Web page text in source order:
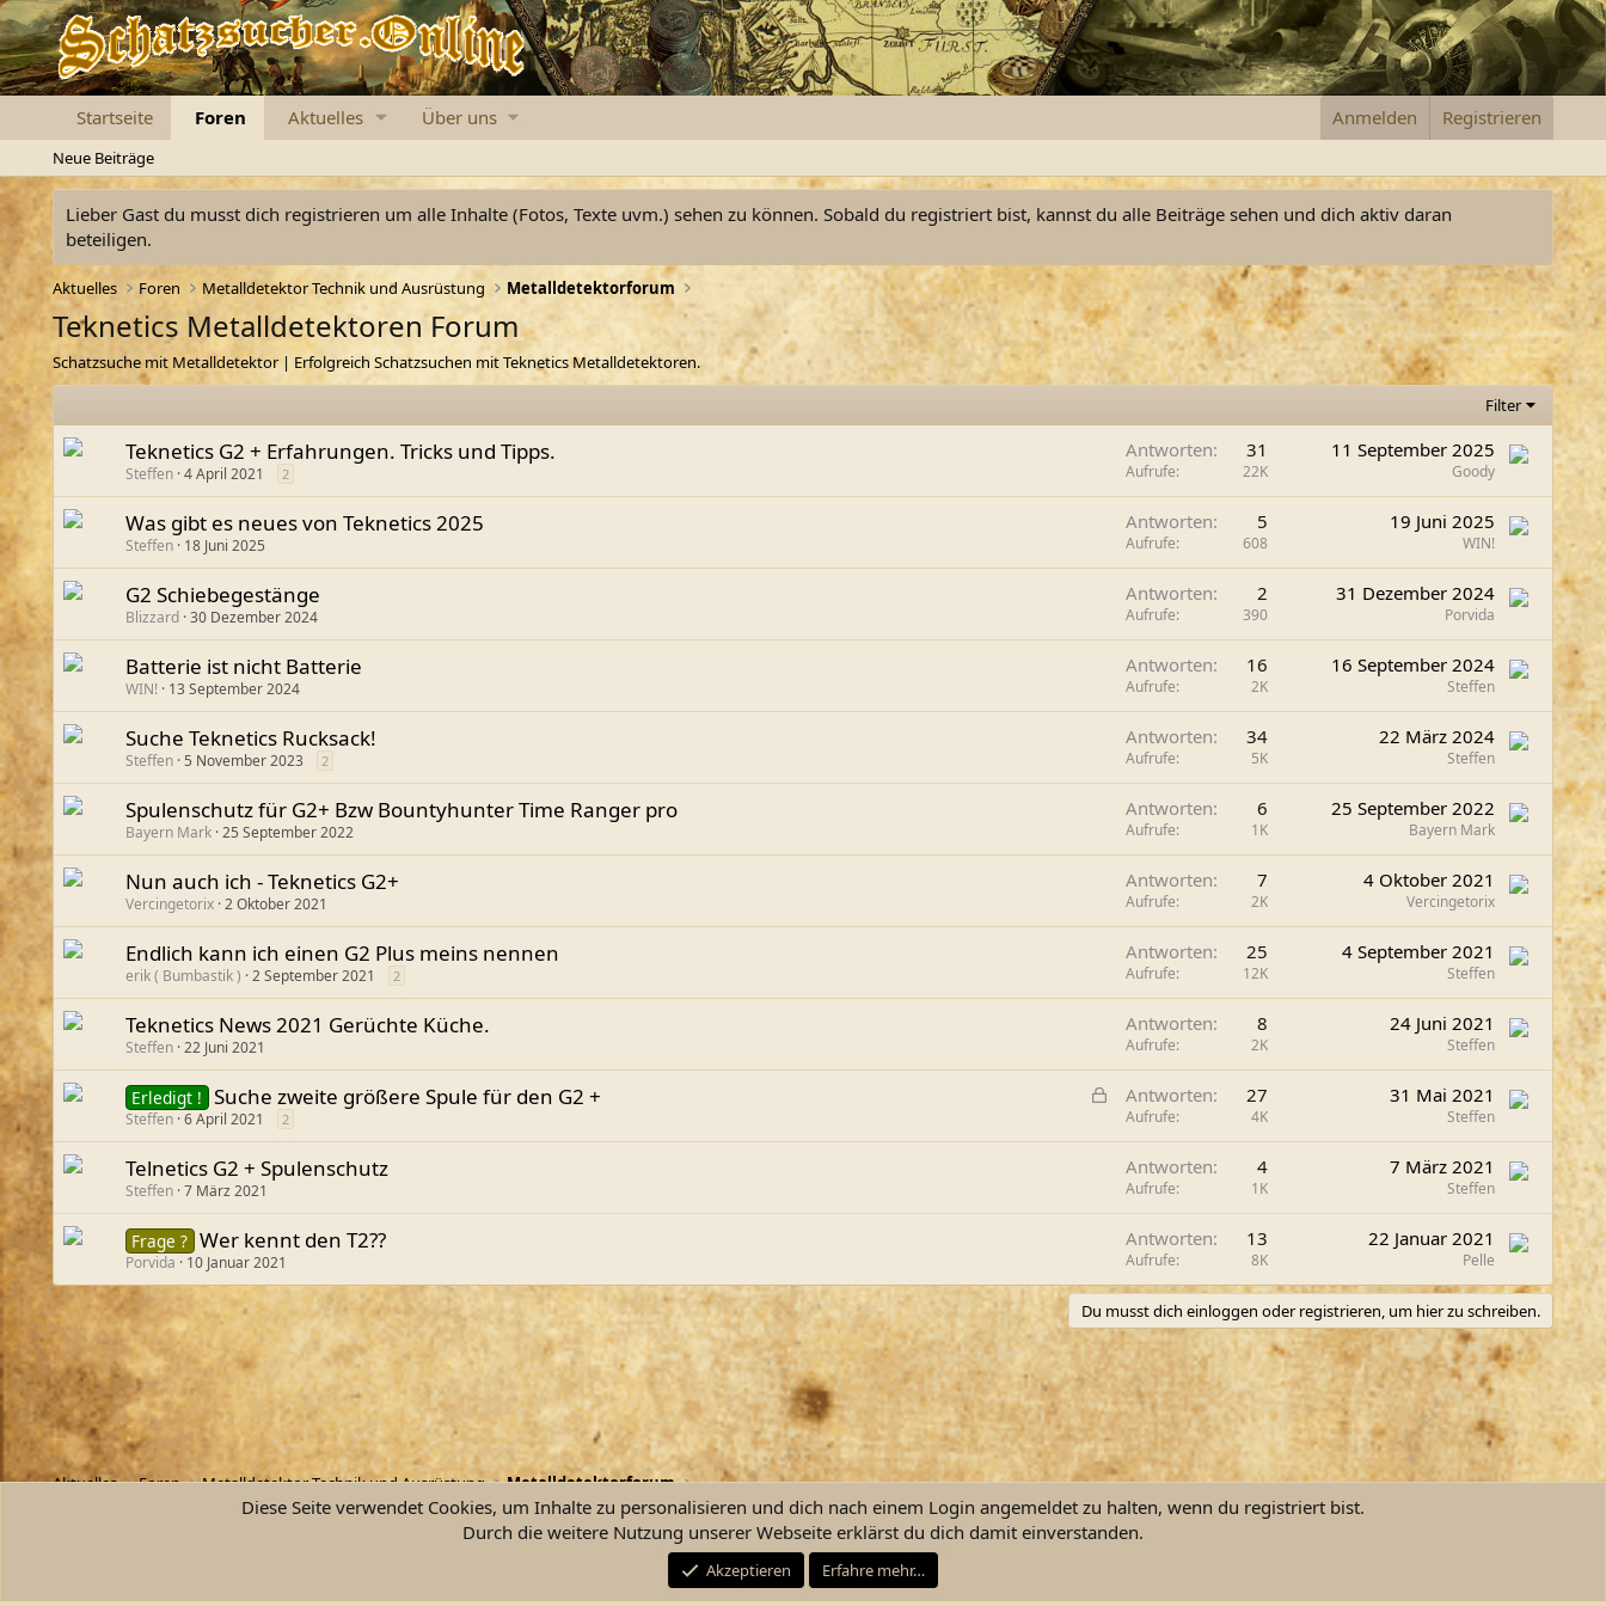
Startseite Foren Aktuelles Über uns Anmelden Registrieren
Neue Beiträge
Lieber Gast du musst dich registrieren um alle Inhalte (Fotos, Texte uvm.) sehen zu können. Sobald du registriert bist, kannst du alle Beiträge sehen und dich aktiv daran
beteiligen.
Aktuelles Foren Metalldetektor Technik und Ausrüstung Metalldetektorforum
Teknetics Metalldetektoren Forum
Schatzsuche mit Metalldetektor | Erfolgreich Schatzsuchen mit Teknetics Metalldetektoren.
Filter
Teknetics G2 + Erfahrungen. Tricks und Tipps.
Steffen 4 April 2021 2
Antworten 31
Aufrufe 22K
11 September 2025
Goody
Was gibt es neues von Teknetics 2025
Steffen 18 Juni 2025
Antworten 5
Aufrufe 608
19 Juni 2025
WIN!
G2 Schiebegestänge
Blizzard 30 Dezember 2024
Antworten 2
Aufrufe 390
31 Dezember 2024
Porvida
Batterie ist nicht Batterie
WIN! 13 September 2024
Antworten 16
Aufrufe 2K
16 September 2024
Steffen
Suche Teknetics Rucksack!
Steffen 5 November 2023 2
Antworten 34
Aufrufe 5K
22 März 2024
Steffen
Spulenschutz für G2+ Bzw Bountyhunter Time Ranger pro
Bayern Mark 25 September 2022
Antworten 6
Aufrufe 1K
25 September 2022
Bayern Mark
Nun auch ich - Teknetics G2+
Vercingetorix 2 Oktober 2021
Antworten 7
Aufrufe 2K
4 Oktober 2021
Vercingetorix
Endlich kann ich einen G2 Plus meins nennen
erik ( Bumbastik ) 2 September 2021 2
Antworten 25
Aufrufe 12K
4 September 2021
Steffen
Teknetics News 2021 Gerüchte Küche.
Steffen 22 Juni 2021
Antworten 8
Aufrufe 2K
24 Juni 2021
Steffen
G
s
r
Erledigt ! Suche zweite größere Spule für den G2 +
Steffen 6 April 2021 2
Antworten 27
Aufrufe 4K
31 Mai 2021
Steffen
Telnetics G2 + Spulenschutz
Steffen 7 März 2021
Antworten 4
Aufrufe 1K
7 März 2021
Steffen
Frage ? Wer kennt den T2??
Porvida 10 Januar 2021
Antworten 13
Aufrufe 8K
22 Januar 2021
Pelle
Du musst dich einloggen oder registrieren, um hier zu schreiben.
Aktuelles Foren Metalldetektor Technik und Ausrüstung Metalldetektorforum
Kontakt Nutzungsbedingungen
Community platform by XenForo ® © 2010-2026 XenForo Ltd.
Diese Seite verwendet Cookies, um Inhalte zu personalisieren und dich nach einem Login angemeldet zu halten, wenn du registriert bist.
Durch die weitere Nutzung unserer Webseite erklärst du dich damit einverstanden.
Akzeptieren Erfahre mehr…